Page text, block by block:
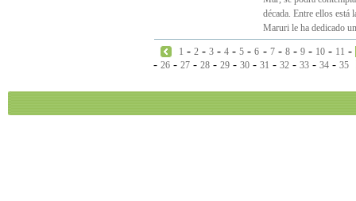
década. Entre ellos
Maruri le ha dedicado
1 -2 -3 -4 -5 -6 - 7- 8- 9- 10- 11 -
- 26 - 27 - 28 - 29 - 30 - 31 - 32 - 33 - 34 - 35